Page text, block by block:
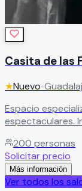
Casita de las
★Nuevo•
Espacio
espectaculares.
personalizados
200 personas
Solicitar precio
Más información
Ver todos los